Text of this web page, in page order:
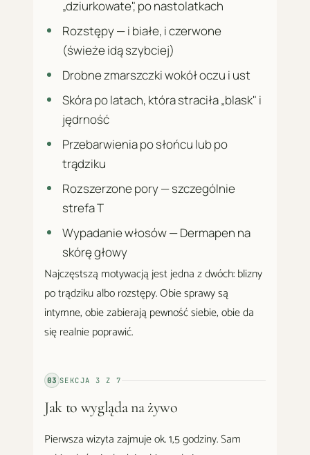
„dziurkowate", po nastolatkach
Rozstępy — i białe, i czerwone
(świeże idą szybciej)
Drobne zmarszczki wokół oczu i ust
Skóra po latach, która straciła „blask" i
jędrność
Przebarwienia po słońcu lub po
trądziku
Rozszerzone pory — szczególnie
strefa T
Wypadanie włosów — Dermapen na
skórę głowy
Najczęstszą motywacją jest jedna z dwóch: blizny
po trądziku albo rozstępy. Obie sprawy są
intymne, obie zabierają pewność siebie, obie da
się realnie poprawić.
03 SEKCJA3 Z7
Jak to wygląda na żywo
Pierwsza wizyta zajmuje ok. 1,5 godziny. Sam